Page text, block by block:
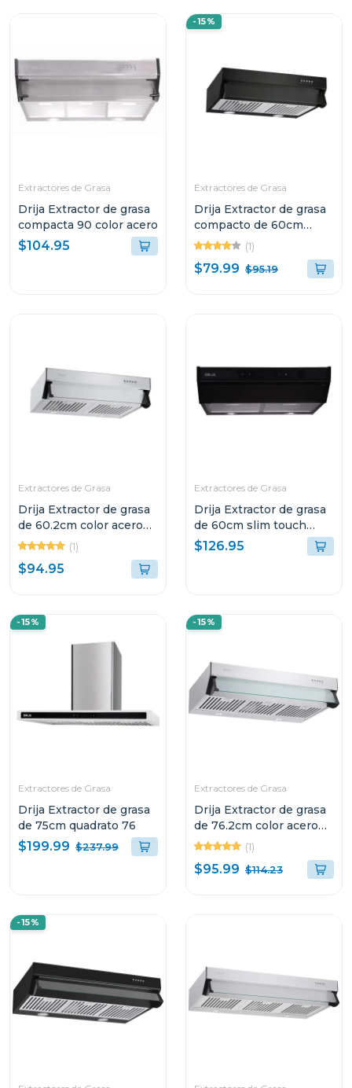
Extractores de Grasa
Drija Extractor de grasa
compacta 90 color acero
$104.95
-15%
Extractores de Grasa
Drija Extractor de grasa
compacto de 60cm
color negro
(1)
$79.99 $95.19
Extractores de Grasa
Drija Extractor de grasa
de 60.2cm color acero
compatto(1)
$94.95
Extractores de Grasa
Drija Extractor de grasa
de 60cm slim touch
color negro
$126.95
-15%
Extractores de Grasa
Drija Extractor de grasa
de 75cm quadrato 76
$199.99 $237.99
-15%
Extractores de Grasa
Drija Extractor de grasa
de 76.2cm color acero
compatto(1)
$95.99 $114.23
-15%